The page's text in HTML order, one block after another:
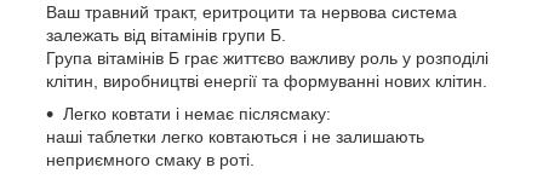
Ваш травний тракт, еритроцити та нервова система
залежать від вітамінів групи Б.
Група вітамінів Б грає життєво важливу роль у розподілі
клітин, виробництві енергії та формуванні нових клітин.
Легко ковтати і немає післясмаку:
наші таблетки легко ковтаються і не залишають
неприємного смаку в роті.